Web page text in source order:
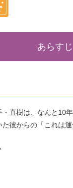
あらすじ
直樹は、なんと10
た彼からの「これ